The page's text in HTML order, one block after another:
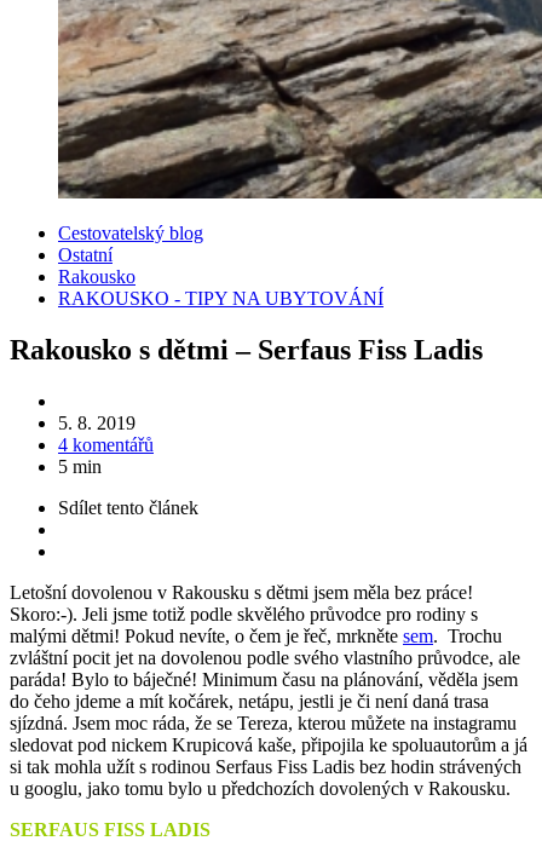
KategorieCestovatelský blog
Ostatní
Rakousko
RAKOUSKO - TIPY NA UBYTOVÁNÍ
Rakousko s dětmi – Serfaus Fiss Ladis
5. 8. 2019
4 komentářů
5 min
Sdílet tento článek
Letošní dovolenou v Rakousku s dětmi jsem měla bez práce!
Skoro:-). Jeli jsme totiž podle skvělého průvodce pro rodiny s
malými dětmi! Pokud nevíte, o čem je řeč, mrkněte sem. Trochu
zvláštní pocit jet na dovolenou podle svého vlastního průvodce, ale
paráda! Bylo to báječné! Minimum času na plánování, věděla jsem
do čeho jdeme a mít kočárek, netápu, jestli je či není daná trasa
sjízdná. Jsem moc ráda, že se Tereza, kterou můžete na instagramu
sledovat pod nickem Krupicová kaše, připojila ke spoluautorům a já
si tak mohla užít s rodinou Serfaus Fiss Ladis bez hodin strávených
u googlu, jako tomu bylo u předchozích dovolených v Rakousku.
SERFAUS FISS LADIS